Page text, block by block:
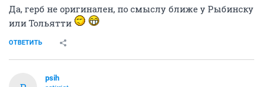
Да, герб не оригинален, по смыслу ближе у Рыбинску
или Тольятти
ОТВЕТИТЬ
psih